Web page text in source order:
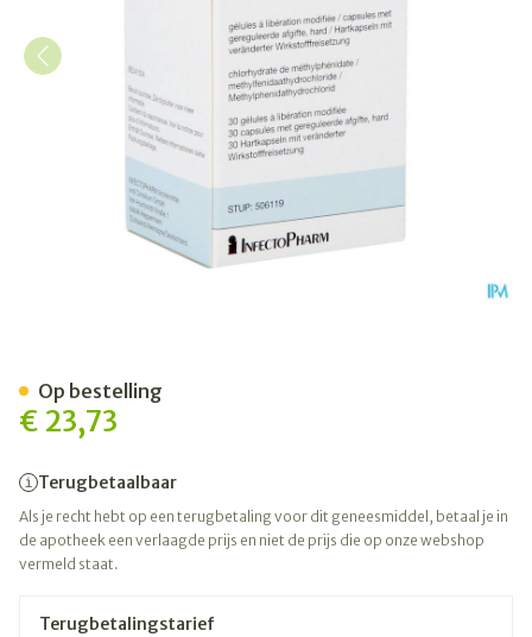
€ 23,73
Terugbetaalbaar
Als je recht hebt op een terugbetaling voor dit geneesmiddel, betaal je in
de apotheek een verlaagde prijs en niet de prijs die op onze webshop
vermeld staat.
Terugbetalingstarief
Op bestelling